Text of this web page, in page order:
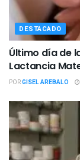
DESTACADO
Último día de
Lactancia
PORGISEL AREBALO